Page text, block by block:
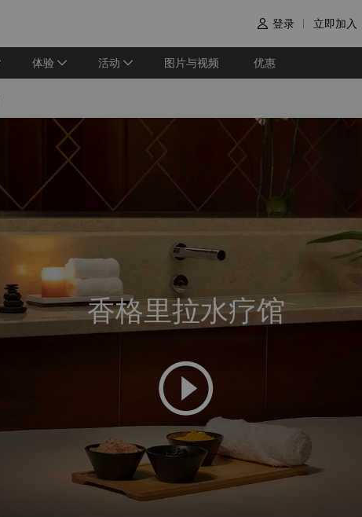
 登录 立即加入
体验 活动 图片与视频 优惠
香格里拉水疗馆